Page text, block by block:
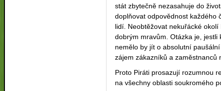
stát zbytečně nezasahuje do
doplňovat odpovědnost každého
lidí. Neobtěžovat nekuřácké
dobrým mravům. Otázka je,
nemělo by jít o absolutní
zájem zákazníků a zaměstnanců
Proto Piráti prosazují rozumnou
na všechny oblasti soukromého